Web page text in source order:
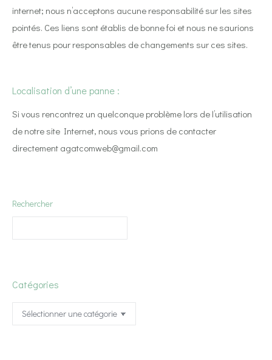
internet; nous n’acceptons aucune responsabilité sur les sites
pointés. Ces liens sont établis de bonne foi et nous ne saurions
être tenus pour responsables de changements sur ces sites.
Localisation d’une panne :
Si vous rencontrez un quelconque problème lors de l’utilisation
de notre site Internet, nous vous prions de contacter
directement agatcomweb@gmail.com
Rechercher
Catégories
Catégories